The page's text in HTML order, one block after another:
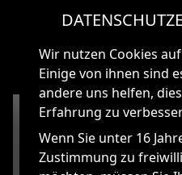
Wir nutzen Cookies
Einige von ihnen sind
andere uns helfen,
Erfahrung zu
Wenn Sie unter 16
Zustimmung zu